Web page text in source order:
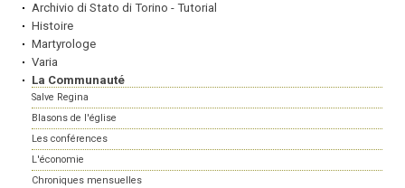
Archivio di Stato di Torino - Tutorial
Histoire
Martyrologe
Varia
La Communauté
Salve Regina
Blasons de l'église
Les conférences
L'économie
Chroniques mensuelles